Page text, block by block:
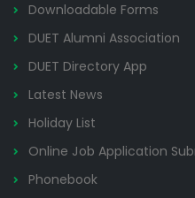
Downloadable Forms
DUET Alumni Association
DUET Directory App
Latest News
Holiday List
Online Job Application
Phonebook